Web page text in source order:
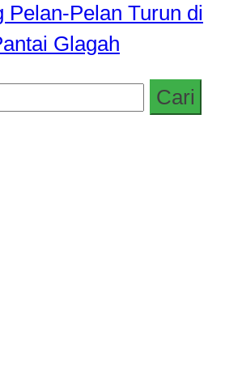
Pelan-Pelan Turun di
Glagah